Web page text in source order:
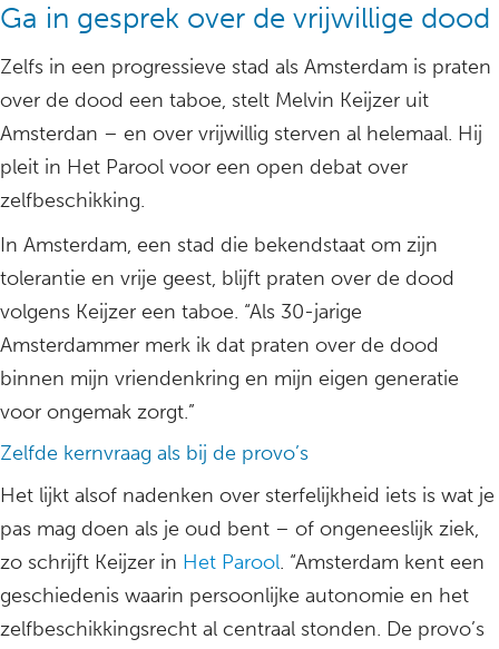
Ga in gesprek over de vrijwillige dood
Zelfs in een progressieve stad als Amsterdam is praten
over de dood een taboe, stelt Melvin Keijzer uit
Amsterdan – en over vrijwillig sterven al helemaal. Hij
pleit in Het Parool voor een open debat over
zelfbeschikking.
In Amsterdam, een stad die bekendstaat om zijn
tolerantie en vrije geest, blijft praten over de dood
volgens Keijzer een taboe. “Als 30-jarige
Amsterdammer merk ik dat praten over de dood
binnen mijn vriendenkring en mijn eigen generatie
voor ongemak zorgt.”
Zelfde kernvraag als bij de provo’s
Het lijkt alsof nadenken over sterfelijkheid iets is wat je
pas mag doen als je oud bent – of ongeneeslijk ziek,
zo schrijft Keijzer in Het Parool. “Amsterdam kent een
geschiedenis waarin persoonlijke autonomie en het
zelfbeschikkingsrecht al centraal stonden. De provo’s